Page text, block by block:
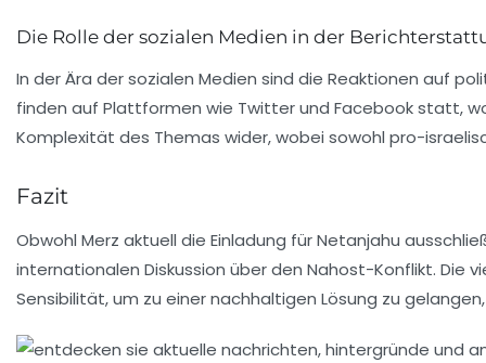
Die Rolle der sozialen Medien in der
In der Ära der sozialen Medien sind die Reaktionen auf
finden auf Plattformen wie Twitter und Facebook statt,
Komplexität des Themas wider, wobei sowohl pro-
Fazit
Obwohl Merz aktuell die Einladung für Netanjahu
internationalen Diskussion über den Nahost-Konflikt.
Sensibilität, um zu einer nachhaltigen Lösung zu